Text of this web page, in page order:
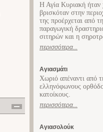
Η Αγία Κυριακή
βρισκόταν στην
της προέρχεται από
παραγωγική
σιτηρών και η
περισσότερα...
Αγιασμάτι
Χωριό απέναντι από
ελληνόφωνους
κατοίκους.
περισσότερα...
Αγιασολούκ